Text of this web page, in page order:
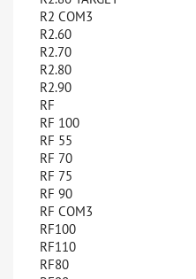
R2 COM3
R2.60
R2.70
R2.80
R2.90
RF
RF 100
RF 55
RF 70
RF 75
RF 90
RF COM3
RF100
RF110
RF80